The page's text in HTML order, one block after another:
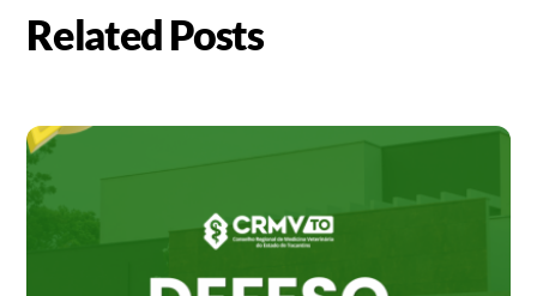
Related Posts